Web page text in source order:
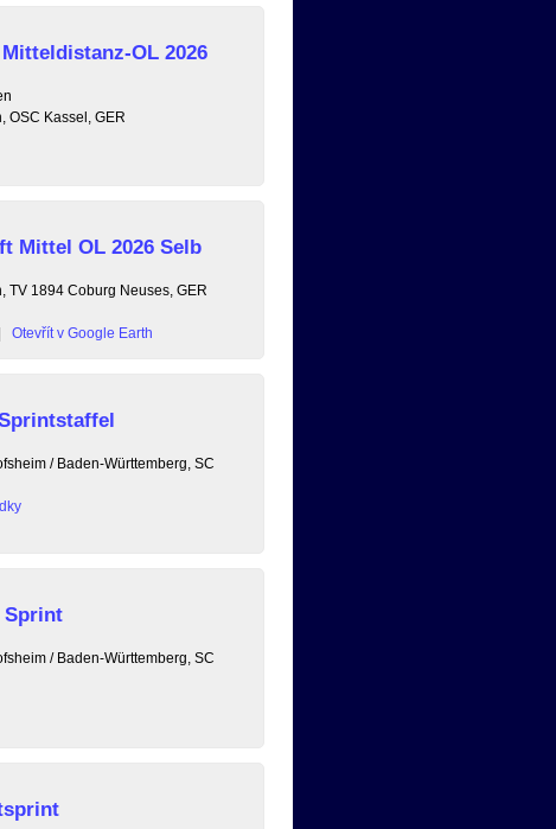
OL 2026
OSC Kassel, GER
Mittel OL 2026 Selb
TV 1894 Coburg Neuses, GER
Otevřít v Google Earth
/ Baden-Württemberg, SC
Sprint
/ Baden-Württemberg, SC